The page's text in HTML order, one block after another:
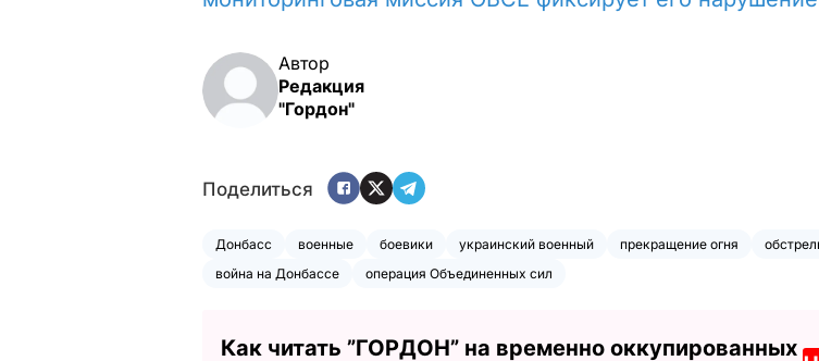
Автор
Редакция
"Гордон"
Поделиться
Донбасс военные боевики украинский военный прекращение огня
война на Донбассе
операция Объединенных сил
Как читать ”ГОРДОН” на временно оккупированных